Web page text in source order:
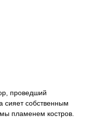
проведший
сияет собственным
пламенем костров.